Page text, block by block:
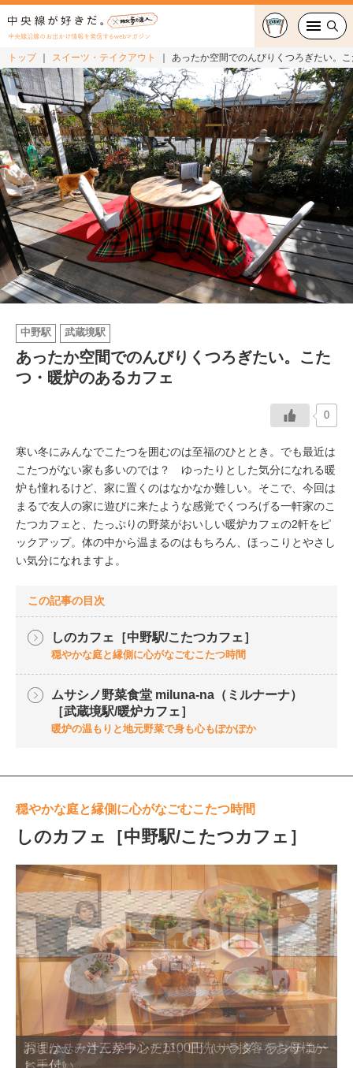
中央線沿線のお出かけ情報を発信するwebマガジン
グルメ・カフェ
スイーツ・テイクアウト
おでかけ
ショッピング
中央線カルチャー
特集
中央線フェス
イベント情報
駅から探す
トップ スイーツ・テイクアウト あったか空間でのんびりくつろぎたい。
中野駅 武蔵境駅
あったか空間でのんびりくつろぎたい。こた
つ・暖炉のあるカフェ
0
寒い冬にみんなでこたつを囲むのは至福のひととき。でも最近は
こたつがない家も多いのでは？ ゆったりとした気分になれる暖
炉も憧れるけど、家に置くのはなかなか難しい。そこで、今回は
まるで友人の家に遊びに来たような感覚でくつろげる一軒家のこ
たつカフェと、たっぷりの野菜がおいしい暖炉カフェの2軒をピ
ックアップ。体の中から温まるのはもちろん、ほっこりとやさし
い気分になれますよ。
この記事の目次
しのカフェ［中野駅/こたつカフェ］
穏やかな庭と縁側に心がなごむこたつ時間
ムサシノ野菜食堂 miluna-na（ミルナーナ）
［武蔵境駅/暖炉カフェ］
暖炉の温もりと地元野菜で身も心もぽかぽか
穏やかな庭と縁側に心がなごむこたつ時間
しのカフェ［中野駅/こたつカフェ］
調理はふみさんが中心だが、皿洗いや接客をお母様が